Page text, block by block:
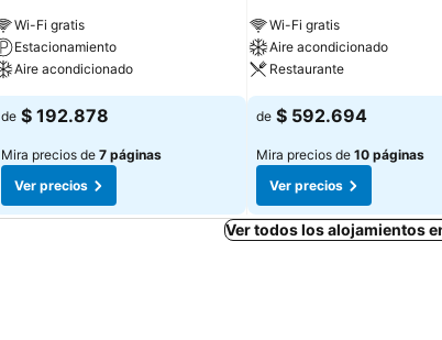
Wi-Fi gratis
Estacionamiento
Aire acondicionado
de $ 192.878
Mira precios de 7 páginas
Ver precios
Wi-Fi gratis
Aire acondicionado
Restaurante
de $ 592.694
Mira precios de 10 páginas
Ver precios
Ver todos los alojamientos